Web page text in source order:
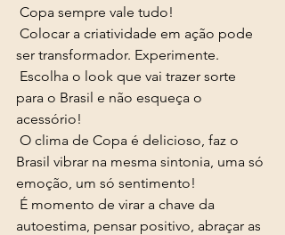
Copa sempre vale tudo!
ser transformador. Experimente.
para o Brasil e não esqueça o
acessório!
Brasil vibrar na mesma sintonia, uma só
emoção, um só sentimento!
autoestima, pensar positivo, abraçar as